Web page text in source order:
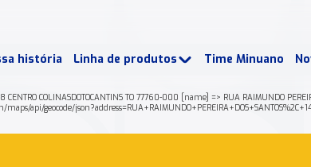
história Linha de produtos Time Minuano
COLINASDOTOCANTINS TO 77760-000 [name] => RUA RAIMUNDO
api/geocode/